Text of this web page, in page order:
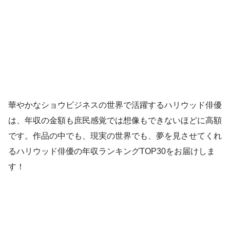
華やかなショウビジネスの世界で活躍するハリウッド俳優
は、年収の金額も庶民感覚では想像もできないほどに高額
です。作品の中でも、現実の世界でも、夢を見させてくれ
るハリウッド俳優の年収ランキングTOP30をお届けしま
す！